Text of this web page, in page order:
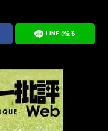
LINEで送る